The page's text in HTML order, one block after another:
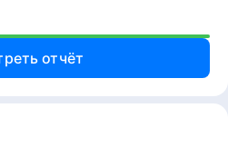
отчёт